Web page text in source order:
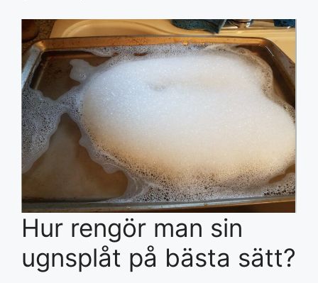
Hur rengör man sin
ugnsplåt på bästa sätt?